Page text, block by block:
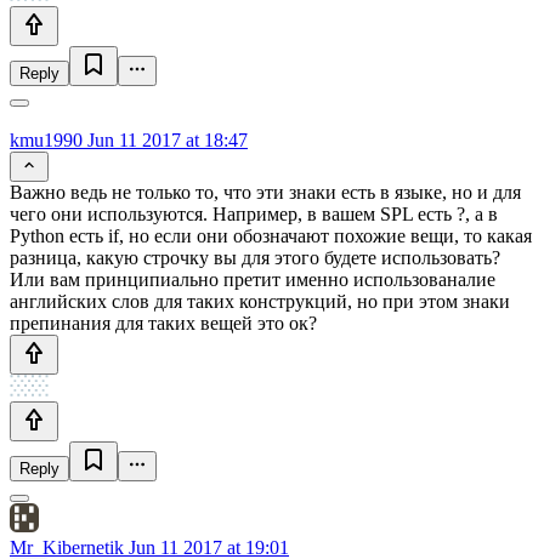
Reply
kmu1990 Jun 11 2017 at 18:47
Важно ведь не только то, что эти знаки есть в языке, но и для
чего они используются. Например, в вашем SPL есть ?, а в
Python есть if, но если они обозначают похожие вещи, то какая
разница, какую строчку вы для этого будете использовать?
Или вам принципиально претит именно использованалие
английских слов для таких конструкций, но при этом знаки
препинания для таких вещей это ок?
Reply
Mr_Kibernetik Jun 11 2017 at 19:01